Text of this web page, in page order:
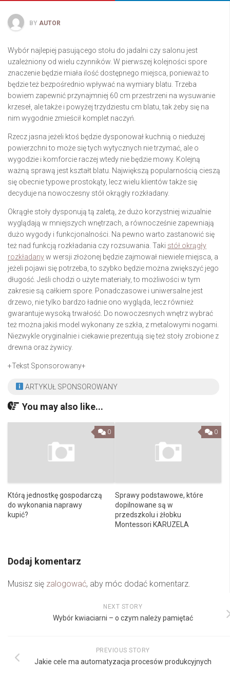
BY AUTOR
Wybór najlepiej pasującego stołu do jadalni czy salonu jest
uzależniony od wielu czynników. W pierwszej kolejności spore
znaczenie będzie miała ilość dostępnego miejsca, ponieważ to
będzie też bezpośrednio wpływać na wymiary blatu. Trzeba
bowiem zapewnić przynajmniej 60 cm przestrzeni na wysuwanie
krzeseł, ale także i powyżej trzydziestu cm blatu, tak żeby się na
nim wygodnie zmieścił komplet naczyń.
Rzecz jasna jeżeli ktoś będzie dysponował kuchnią o niedużej
powierzchni to może się tych wytycznych nie trzymać, ale o
wygodzie i komforcie raczej wtedy nie będzie mowy. Kolejną
ważną sprawą jest kształt blatu. Największą popularnością cieszą
się obecnie typowe prostokąty, lecz wielu klientów także się
decyduje na nowoczesny stół okrągły rozkładany.
Okrągłe stoły dysponują tą zaletą, że dużo korzystniej wizualnie
wyglądają w mniejszych wnętrzach, a równocześnie zapewniają
dużo wygody i funkcjonalności. Na pewno warto zastanowić się
też nad funkcją rozkładania czy rozsuwania. Taki stół okrągły
rozkładanyw wersji złożonej będzie zajmował niewiele miejsca, a
jeżeli pojawi się potrzeba, to szybko będzie można zwiększyć jego
długość. Jeśli chodzi o użyte materiały, to możliwości w tym
zakresie są całkiem spore. Ponadczasowe i uniwersalne jest
drzewo, nie tylko bardzo ładnie ono wygląda, lecz również
gwarantuje wysoką trwałość. Do nowoczesnych wnętrz wybrać
też można jakiś model wykonany ze szkła, z metalowymi nogami.
Niezwykle oryginalnie i ciekawie prezentują się też stoły zrobione z
drewna oraz żywicy.
+Tekst Sponsorowany+
ARTYKUŁ SPONSOROWANY
You may also like...
0
Którą jednostkę gospodarczą
do wykonania naprawy
kupić?
0
Sprawy podstawowe, które
dopilnowane są w
przedszkolu i żłobku
Montessori KARUZELA
Dodaj komentarz
Musisz się zalogować, aby móc dodać komentarz.
NEXT STORY
Wybór kwiaciarni – o czym należy pamiętać
PREVIOUS STORY
Jakie cele ma automatyzacja procesów produkcyjnych